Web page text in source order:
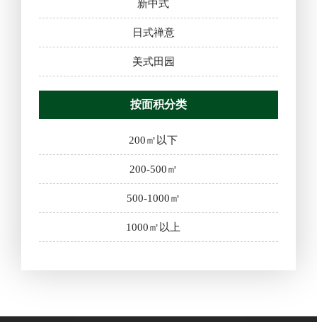
新中式
日式禅意
美式田园
按面积分类
200㎡以下
200-500㎡
500-1000㎡
1000㎡以上